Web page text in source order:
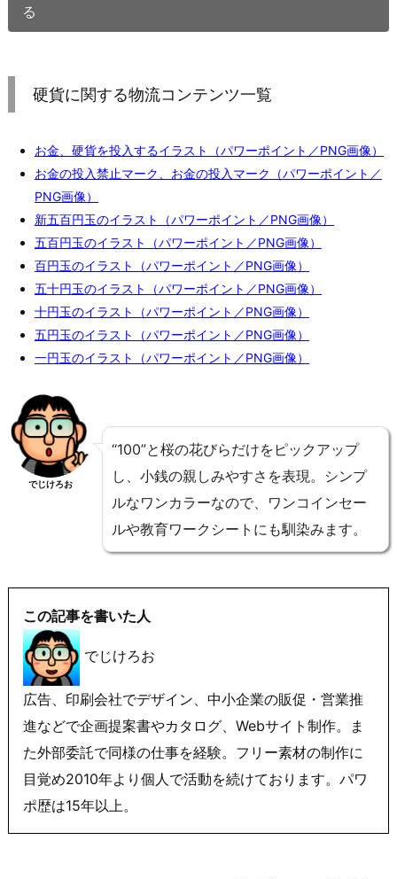
る
硬貨に関する物流コンテンツ一覧
お金、硬貨を投入するイラスト（パワーポイント／PNG画像）
お金の投入禁止マーク、お金の投入マーク（パワーポイント／
PNG画像）
新五百円玉のイラスト（パワーポイント／PNG画像）
五百円玉のイラスト（パワーポイント／PNG画像）
百円玉のイラスト（パワーポイント／PNG画像）
五十円玉のイラスト（パワーポイント／PNG画像）
十円玉のイラスト（パワーポイント／PNG画像）
五円玉のイラスト（パワーポイント／PNG画像）
一円玉のイラスト（パワーポイント／PNG画像）
でじけろお
“100”と桜の花びらだけをピックアップ
し、小銭の親しみやすさを表現。シンプ
ルなワンカラーなので、ワンコインセー
ルや教育ワークシートにも馴染みます。
この記事を書いた人
でじけろお
広告、印刷会社でデザイン、中小企業の販促・営業推
進などで企画提案書やカタログ、Webサイト制作。ま
た外部委託で同様の仕事を経験。フリー素材の制作に
目覚め2010年より個人で活動を続けております。パワ
ポ歴は15年以上。